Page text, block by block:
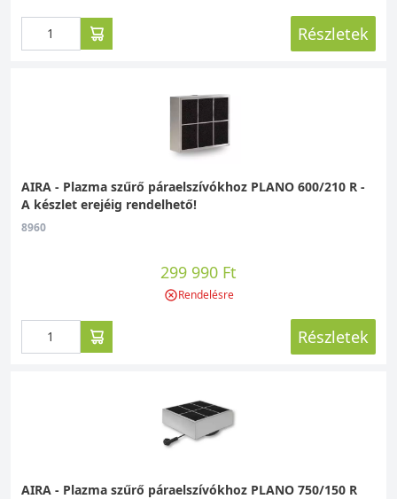
Részletek
AIRA - Plazma szűrő páraelszívókhoz PLANO 600/210 R -
A készlet erejéig rendelhető!
8960
299 990 Ft
Rendelésre
Részletek
AIRA - Plazma szűrő páraelszívókhoz PLANO 750/150 R